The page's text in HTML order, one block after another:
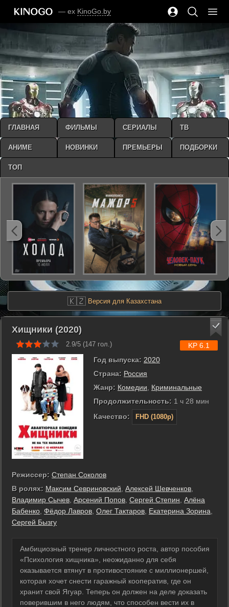
— ex KinoGo.by
🇰🇿 Версия для Казахстана
Хищники (2020)
2.9/5 (147 гол.)
Год выпуска: 2020
Страна: Россия
Жанр: Комедии
Криминальные
Продолжительность: 1 ч 28 мин
Качество:
FHD (1080p)
KP 6.1
Режиссер: Степан Соколов
В ролях: Максим Севриновский Алексей Шевченков
Владимир Сычев Арсений Попов Сергей Степин Алёна
Бабенко Фёдор Лавров Олег Тактаров Екатерина Зорина
Сергей Бызгу
Амбициозный тренер личностного роста, автор пособия
«Психология хищника», неожиданно для себя
оказывается втянут в противостояние с миллионершей,
которая хочет снести гаражный кооператив, где он
хранит свой Ягуар. Теперь он должен на деле доказать
поверившим в него людям, что способен вести их в
ГЛАВНАЯ ФИЛЬМЫ СЕРИАЛЫ ТВ
АНИМЕ НОВИНКИ ПРЕМЬЕРЫ ПОДБОРКИ
ТОП